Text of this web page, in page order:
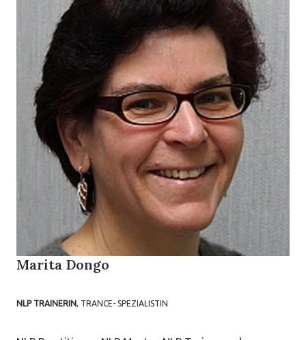
Marita Dongo
NLP TRAINERIN, TRANCE- SPEZIALISTIN